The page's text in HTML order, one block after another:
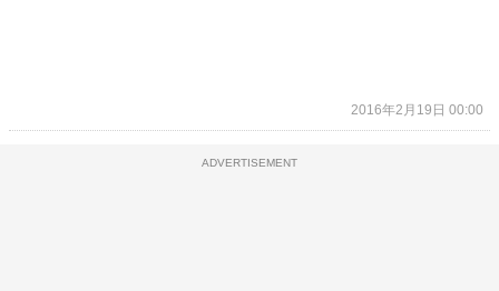
2016年2月19日 00:00
ADVERTISEMENT